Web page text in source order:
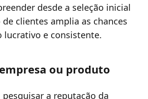
desde a seleção inicial
clientes amplia as chances
lucrativo e consistente.
ou produto
a reputação da